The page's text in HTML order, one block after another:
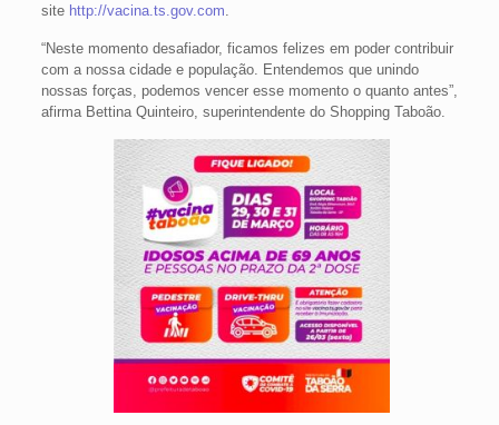
sitehttp://vacina.ts.gov.com
“Neste momento desafiador, ficamos felizes em poder contribuir
com a nossa cidade e população. Entendemos que unindo
nossas forças, podemos vencer esse momento o quanto antes”,
afirma Bettina Quinteiro, superintendente do Shopping Taboão.